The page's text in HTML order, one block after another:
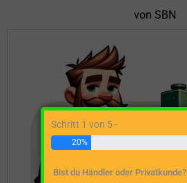
von SBN
Schritt 1 von 5 -
20%
Bist du Händler oder Privatkunde?